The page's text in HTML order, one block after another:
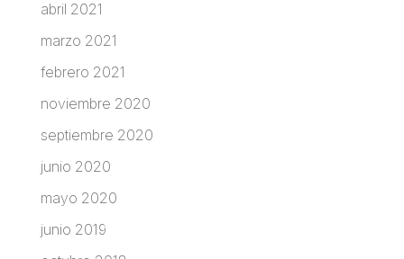
abril 2021
marzo 2021
febrero 2021
noviembre 2020
septiembre 2020
junio 2020
mayo 2020
junio 2019